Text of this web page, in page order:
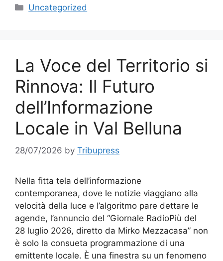
Categories
Uncategorized
La Voce del Territorio si
Rinnova: Il Futuro
dell’Informazione
Locale in Val Belluna
28/07/2026 by Tribupress
Nella fitta tela dell’informazione
contemporanea, dove le notizie viaggiano alla
velocità della luce e l’algoritmo pare dettare le
agende, l’annuncio del “Giornale RadioPiù del
28 luglio 2026, diretto da Mirko Mezzacasa” non
è solo la consueta programmazione di una
emittente locale. È una finestra su un fenomeno